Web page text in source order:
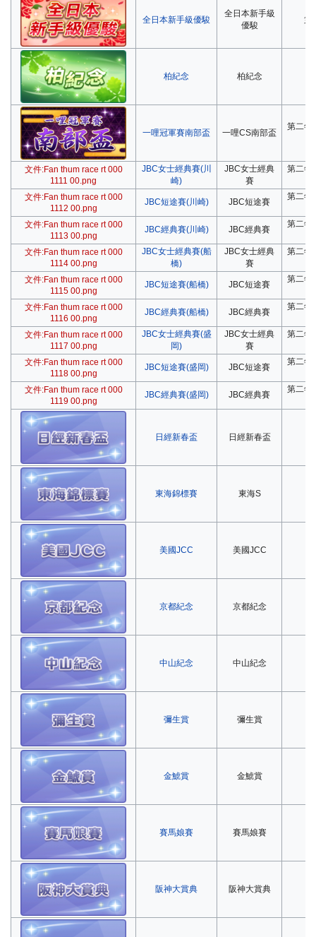
全日本新手級優駿
全日本新手級
優駿
第
柏紀念 柏紀念
一哩冠軍賽南部盃 一哩CS南部盃
第二年
文件:Fan thum race rt 000
1111 00.png
JBC女士經典賽(川
崎)
JBC女士經典
賽
第二年
文件:Fan thum race rt 000
1112 00.png
JBC短途賽(川崎) JBC短途賽
第二年
文件:Fan thum race rt 000
1113 00.png
JBC經典賽(川崎) JBC經典賽
第二年
文件:Fan thum race rt 000
1114 00.png
JBC女士經典賽(船
橋)
JBC女士經典
賽
第二年
文件:Fan thum race rt 000
1115 00.png
JBC短途賽(船橋) JBC短途賽
第二年
文件:Fan thum race rt 000
1116 00.png
JBC經典賽(船橋) JBC經典賽
第二年
文件:Fan thum race rt 000
1117 00.png
JBC女士經典賽(盛
岡)
JBC女士經典
賽
第二年
文件:Fan thum race rt 000
1118 00.png
JBC短途賽(盛岡) JBC短途賽
第二年
文件:Fan thum race rt 000
1119 00.png
JBC經典賽(盛岡) JBC經典賽
第二年
日經新春盃 日經新春盃
東海錦標賽 東海S
美國JCC 美國JCC
京都紀念 京都紀念
中山紀念 中山紀念
彌生賞 彌生賞
金鯱賞 金鯱賞
賽馬娘賽 賽馬娘賽
阪神大賞典 阪神大賞典